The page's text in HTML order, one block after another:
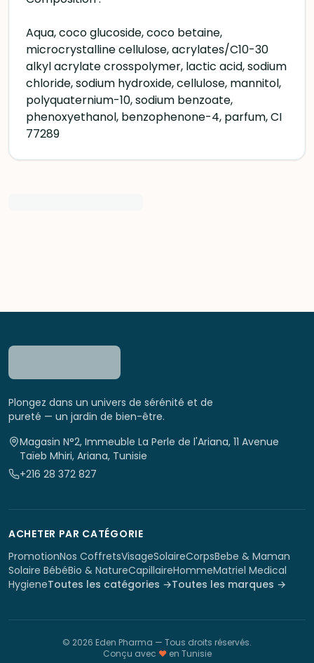
Aqua, coco glucoside, coco betaine,
microcrystalline cellulose, acrylates/C10-30
alkyl acrylate crosspolymer, lactic acid, sodium
chloride, sodium hydroxide, cellulose, mannitol,
polyquaternium-10, sodium benzoate,
phenoxyethanol, benzophenone-4, parfum, CI
77289
Plongez dans un univers de sérénité et de
pureté — un jardin de bien-être.
Magasin N°2, Immeuble La Perle de l'Ariana, 11 Avenue
Taïeb Mhiri, Ariana, Tunisie
+216 28 372 827
ACHETER PAR CATÉGORIE
PromotionNos CoffretsVisageSolaireCorpsBebe & Maman
Solaire BébéBio & NatureCapillaireHommeMatriel Medical
HygieneToutes les catégories →Toutes les marques →
© 2026 Eden Pharma — Tous droits réservés.
Conçu avec ♥en Tunisie